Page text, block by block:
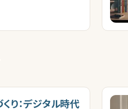
り：デジタル時代